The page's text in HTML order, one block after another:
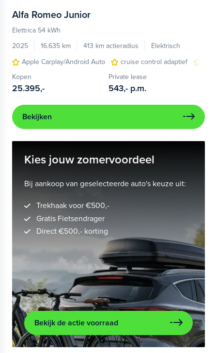
Alfa Romeo Junior
Elettrica 54 kWh
2025
16.635 km 413 km actieradius
Elektrisch
Apple Carplay/Android Auto
cruise control adaptief
Kopen
25.395,-
Private lease
543,- p.m.
Bekijken
Kies jouw zomervoordeel
Bij aankoop van geselecteerde auto's keuze uit:
Trekhaak voor €500,-
Gratis Fietsendrager
Direct €500,- korting
Bekijk de actie voorraad